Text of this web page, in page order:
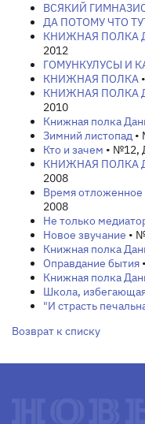
ВСЯКИЙ
ДА ПОТОМУ ЧТО
КНИЖНАЯ ПОЛКА
2012
ГОМУНКУЛУСЫ И
КНИЖНАЯ ПОЛКА
КНИЖНАЯ ПОЛКА
2010
Книжная полка
Зимний листопад •
Кто и зачем • №12,
КНИЖНАЯ ПОЛКА
2008
Время отложенное
2008
Не только
Новое звучание •
Книжная полка
Оправдание бытия
Книжная полка
Школа,
"И страсть
Возврат к списку